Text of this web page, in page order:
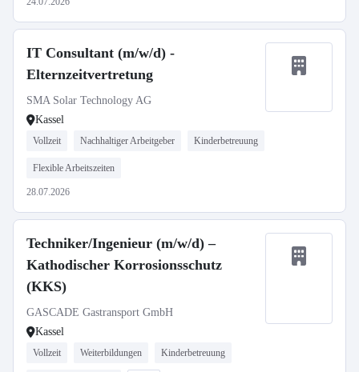
IT Consultant (m/w/d) -
Elternzeitvertretung
SMA Solar Technology AG
Kassel
Vollzeit Nachhaltiger Arbeitgeber Kinderbetreuung
Flexible Arbeitszeiten
28.07.2026
Techniker/Ingenieur (m/w/d) –
Kathodischer Korrosionsschutz
(KKS)
GASCADE Gastransport GmbH
Kassel
Vollzeit Weiterbildungen Kinderbetreuung